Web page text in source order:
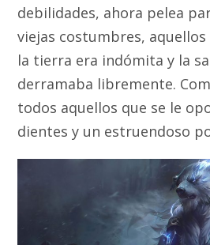
debilidades, ahora pelea
viejas costumbres,
la tierra era indómita y la
derramaba libremente.
todos aquellos que se le
dientes y un estruendoso